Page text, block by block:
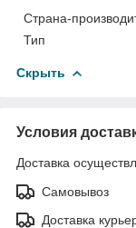
Страна-
Тип
Скрыть
Условия
Доставка
Самовывоз
Доставка